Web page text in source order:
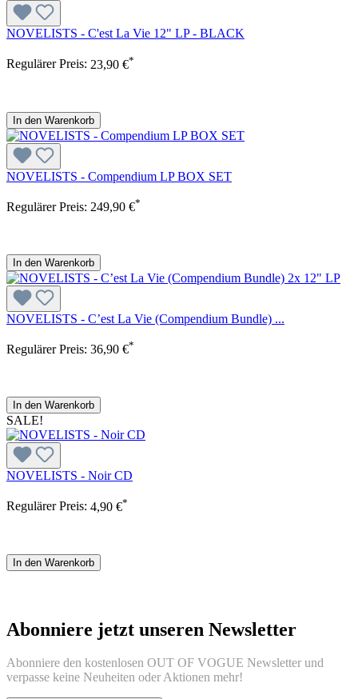
NOVELISTS - C'est La Vie 12" LP - BLACK
Regulärer Preis: 23,90 €*
In den Warenkorb
NOVELISTS - Compendium LP BOX SET
Regulärer Preis: 249,90 €*
In den Warenkorb
NOVELISTS - C’est La Vie (Compendium Bundle) ...
Regulärer Preis: 36,90 €*
In den Warenkorb
SALE!
NOVELISTS - Noir CD
Regulärer Preis: 4,90 €*
In den Warenkorb
Abonniere jetzt unseren Newsletter
Abonniere den kostenlosen OUT OF VOGUE Newsletter und
verpasse keine Neuheiten oder Aktionen mehr!